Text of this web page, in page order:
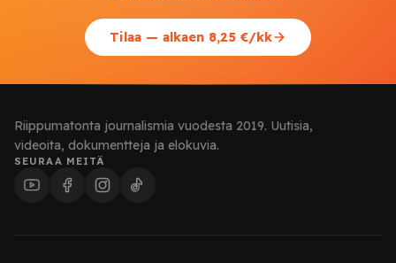
Tilaa — alkaen 8,25 €/kk
Riippumatonta journalismia vuodesta 2019. Uutisia,
videoita, dokumentteja ja elokuvia.
SEURAA MEITÄ